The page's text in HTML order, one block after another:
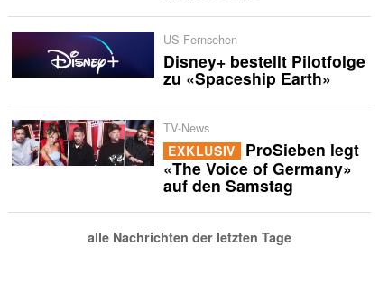
US-Fernsehen
Disney+ bestellt Pilotfolge
zu «Spaceship Earth»
TV-News
EXKLUSIV ProSieben legt
«The Voice of Germany»
auf den Samstag
alle Nachrichten der letzten Tage